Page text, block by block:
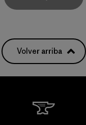
Volver arriba